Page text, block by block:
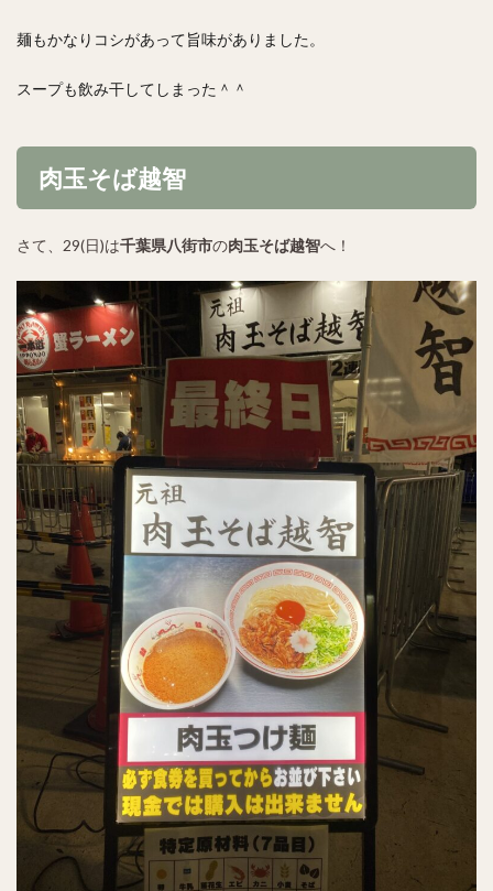
麺もかなりコシがあって旨味がありました。
スープも飲み干してしまった＾＾
肉玉そば越智
さて、29(日)は千葉県八街市の肉玉そば越智へ！